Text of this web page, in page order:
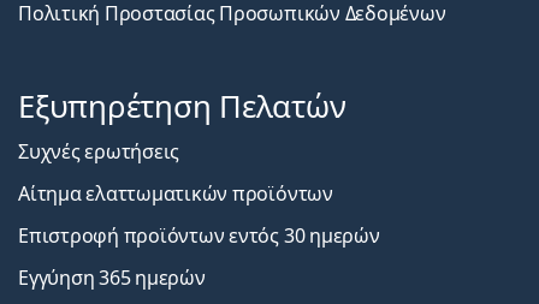
Πολιτική Προστασίας Προσωπικών Δεδομένων
Εξυπηρέτηση Πελατών
Συχνές ερωτήσεις
Αίτημα ελαττωματικών προϊόντων
Επιστροφή προϊόντων εντός 30 ημερών
Εγγύηση 365 ημερών